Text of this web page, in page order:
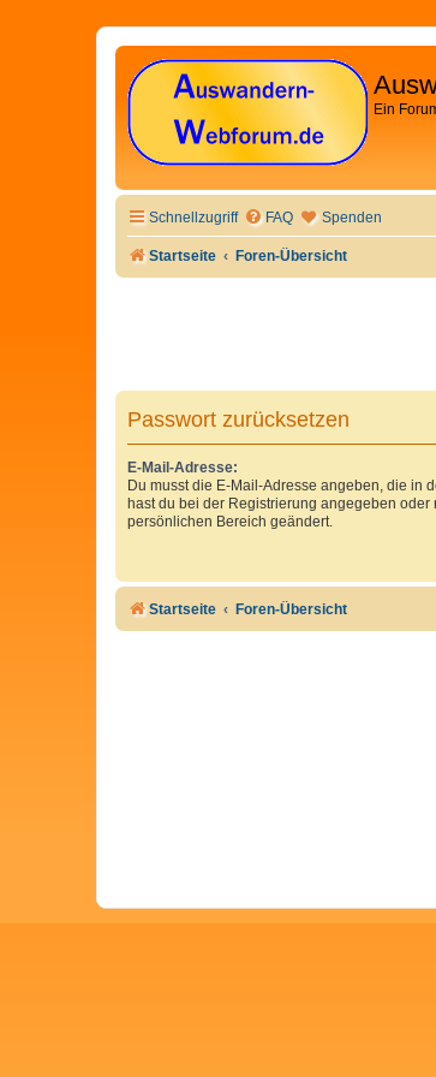
Ein
Schnellzugriff FAQ Spenden
Startseite Foren-Übersicht
Passwort zurücksetzen
E-Mail-Adresse:
Du musst die E-Mail-Adresse angeben, die in
hast du bei der Registrierung angegeben
persönlichen Bereich geändert.
Startseite Foren-Übersicht